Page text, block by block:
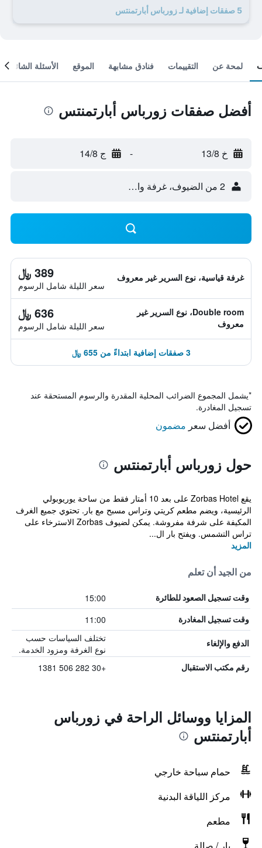
5 صفقات إضافية لـ زورباس أبارتمنتس
لمحة عن التقييمات فنادق مشابهة الموقع الأسئلة الشائعة
أفضل صفقات زورباس أبارتمنتس
خ 13/8 - ج 14/8
2 من الضيوف، غرفة واحدة
غرفة قياسية، نوع السرير غير معروف 389 ﷼
سعر الليلة شامل الرسوم
Double room، نوع السرير غير
معروف
636 ﷼
سعر الليلة شامل الرسوم
3 صفقات إضافية ابتداءً من 655 ﷼
*يشمل المجموع الضرائب المحلية المقدرة والرسوم المستحقة عند
تسجيل المغادرة.
أفضل سعر مضمون
حول زورباس أبارتمنتس
يقع Zorbas Hotel على بعد 10 أمتار فقط من ساحة يوريوبولي
الرئيسية، ويضم مطعم كريتي وتراس مسبح مع بار. تحتوي جميع الغرف
المكيفة على شرفة مفروشة. يمكن لضيوف Zorbas الاسترخاء على
تراس التشمس. ويفتح بار ال...
المزيد
من الجيد أن تعلم
وقت تسجيل الصعود للطائرة 15:00
وقت تسجيل المغادرة 11:00
الدفع والإلغاء
تختلف السياسات حسب
نوع الغرفة ومزود الخدمة.
رقم مكتب الاستقبال +30 282 506 1381
المزايا ووسائل الراحة في زورباس
أبارتمنتس
حمام سباحة خارجي
مركز اللياقة البدنية
مطعم